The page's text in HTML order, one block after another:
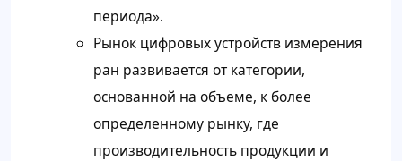
периода».
Рынок цифровых устройств измерения
ран развивается от категории,
основанной на объеме, к более
определенному рынку, где
производительность продукции и